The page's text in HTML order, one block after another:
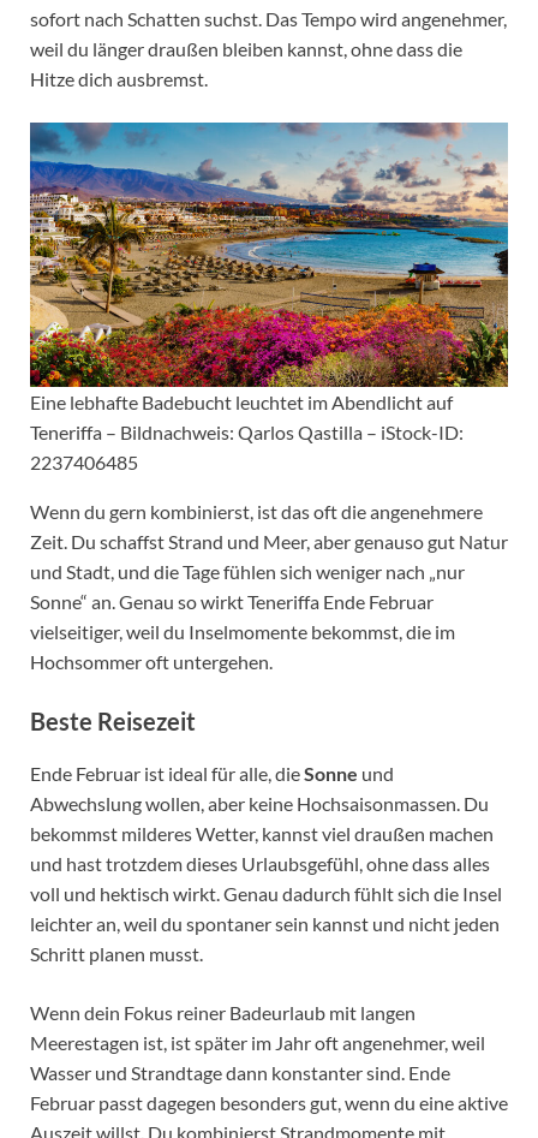
sofort nach Schatten suchst. Das Tempo wird angenehmer,
weil du länger draußen bleiben kannst, ohne dass die
Hitze dich ausbremst.
Eine lebhafte Badebucht leuchtet im Abendlicht auf
Teneriffa – Bildnachweis: Qarlos Qastilla – iStock-ID:
2237406485
Wenn du gern kombinierst, ist das oft die angenehmere
Zeit. Du schaffst Strand und Meer, aber genauso gut Natur
und Stadt, und die Tage fühlen sich weniger nach „nur
Sonne“ an. Genau so wirkt Teneriffa Ende Februar
vielseitiger, weil du Inselmomente bekommst, die im
Hochsommer oft untergehen.
Beste Reisezeit
Ende Februar ist ideal für alle, dieSonne und
Abwechslung wollen, aber keine Hochsaisonmassen. Du
bekommst milderes Wetter, kannst viel draußen machen
und hast trotzdem dieses Urlaubsgefühl, ohne dass alles
voll und hektisch wirkt. Genau dadurch fühlt sich die Insel
leichter an, weil du spontaner sein kannst und nicht jeden
Schritt planen musst.
Wenn dein Fokus reiner Badeurlaub mit langen
Meerestagen ist, ist später im Jahr oft angenehmer, weil
Wasser und Strandtage dann konstanter sind. Ende
Februar passt dagegen besonders gut, wenn du eine aktive
Auszeit willst. Du kombinierst Strandmomente mit